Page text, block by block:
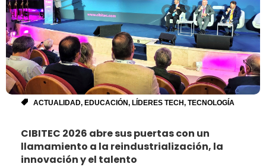
ACTUALIDAD, EDUCACIÓN, LÍDERES TECH, TECNOLOGÍA
CIBITEC 2026 abre sus puertas con un
llamamiento a la reindustrialización, la
innovación y el talento